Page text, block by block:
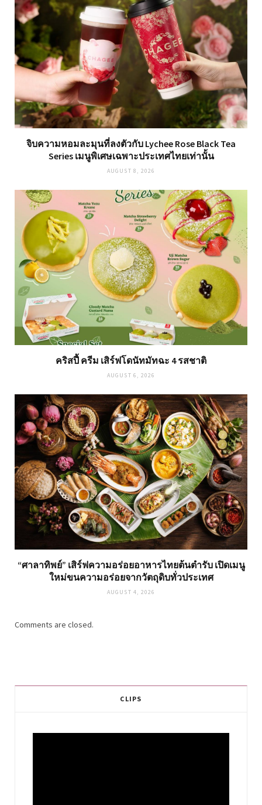
จิบความหอมละมุนที่ลงตัวกับ Lychee Rose Black Tea
Series เมนูพิเศษเฉพาะประเทศไทยเท่านั้น
AUGUST 8, 2026
คริสปี้ ครีม เสิร์ฟโดนัทมัทฉะ 4 รสชาติ
AUGUST 6, 2026
“ศาลาทิพย์” เสิร์ฟความอร่อยอาหารไทยต้นตำรับ เปิดเมนู
ใหม่ขนความอร่อยจากวัตถุดิบทั่วประเทศ
AUGUST 4, 2026
Comments are closed.
CLIPS